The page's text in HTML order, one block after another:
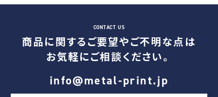
商品に関するご要望やご不明な点は
お気軽にご相談ください。
info@metal-print.jp